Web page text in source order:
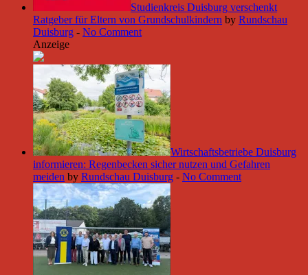
Studienkreis Duisburg verschenkt
Ratgeber für Eltern von Grundschulkindern by Rundschau
Duisburg - No Comment
Anzeige
Wirtschaftsbetriebe Duisburg
informieren: Regenbecken sicher nutzen und Gefahren
meiden by Rundschau Duisburg - No Comment